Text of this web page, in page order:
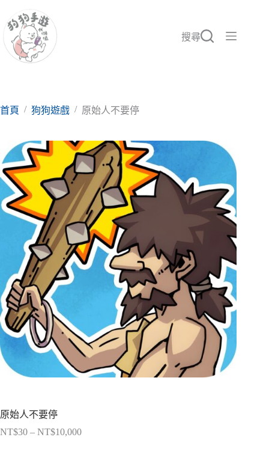
至
要
搜尋
首頁 / 狗狗遊戲 / 原始人不要停
原始人不要停
NT$30 – NT$10,000價